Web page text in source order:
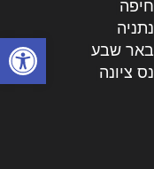
פתח
חיפה
נתניה
באר שבע
נס ציונה